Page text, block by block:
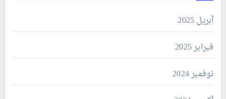
أبريل 2025
فبراير 2025
نوفمبر 2024